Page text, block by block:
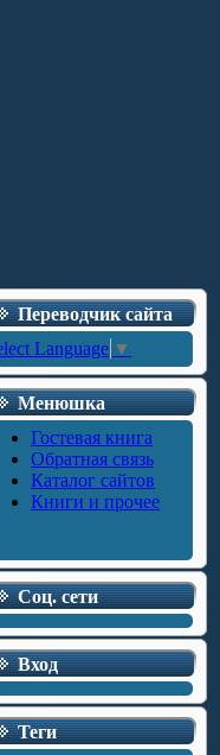
Переводчик сайта
Language ▼
Менюшка
Гостевая книга
Обратная связь
Каталог сайтов
Книги и прочее
Соц. сети
Вход
Теги